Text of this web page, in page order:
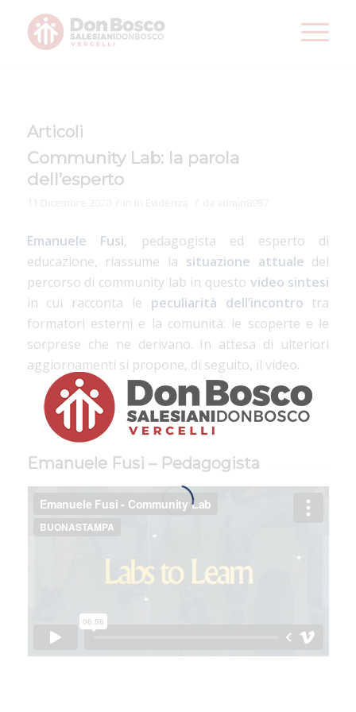
Articoli
Community Lab: la parola
dell’esperto
Emanuele Fusi, pedagogista ed esperto di
educazione, riassume la situazione attuale del
percorso di community lab in questo video sintesi
in cui racconta le peculiarità dell’incontro tra
formatori esterni e la comunità: le scoperte e le
sorprese che ne derivano. In attesa di ulteriori
aggiornamenti si propone, di seguito, il video.
Emanuele Fusi – Pedagogista